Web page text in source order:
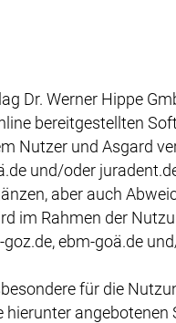
Dr. Werner Hippe
bereitgestellten
Nutzer und Asgard
und/oder
aber auch
im Rahmen der
ebm-goä.de
für die
hierunter